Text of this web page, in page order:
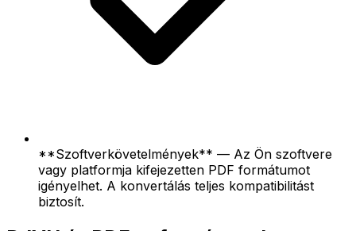
**Szoftverkövetelmények** — Az Ön szoftvere
vagy platformja kifejezetten PDF formátumot
igényelhet. A konvertálás teljes kompatibilitást
biztosít.